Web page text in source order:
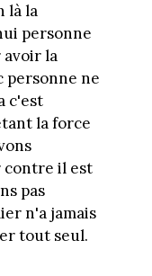
là la
personne
la
personne ne
c'est
la force
contre il est
pas
n'a jamais
tout seul.